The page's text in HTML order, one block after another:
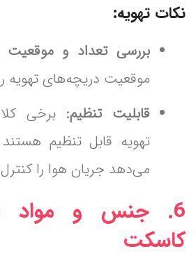
نکات تهویه:
بررسی تعداد و موقعیت
موقعیت دریچه‌های تهویه
قابلیت تنظیم: برخی
تهویه قابل تنظیم
می‌دهد جریان هوا را
6. جنس و مواد
کاسکت